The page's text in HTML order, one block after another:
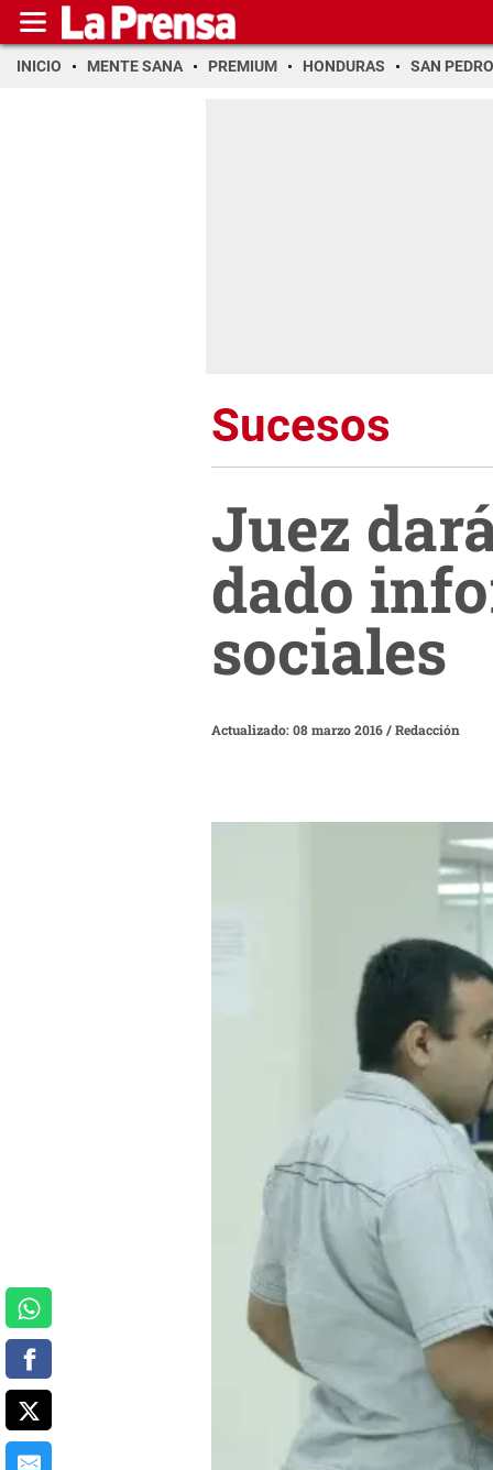
INICIO MENTE SANA PREMIUM HONDURAS SAN PEDRO
Sucesos
Juez
dado
sociales
Actualizado: 08 marzo 2016/Redacción